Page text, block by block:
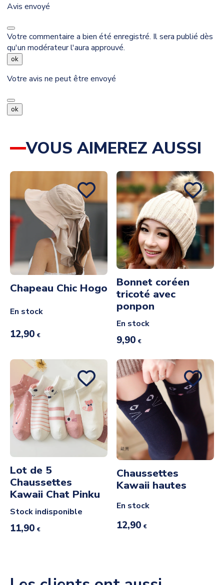
Avis envoyé
Votre commentaire a bien été enregistré. Il sera publié dès
qu'un modérateur l'aura approuvé.
ok
Votre avis ne peut être envoyé
ok
VOUS AIMEREZ AUSSI
Chapeau Chic Hogo
En stock
12,90 €
Bonnet coréen
tricoté avec
ponpon
En stock
9,90 €
Lot de 5
Chaussettes
Kawaii Chat Pinku
Stock indisponible
11,90 €
Chaussettes
Kawaii hautes
En stock
12,90 €